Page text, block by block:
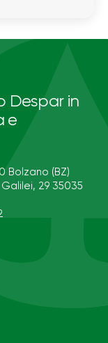
Despar in
e
Bolzano (BZ)
29 35035